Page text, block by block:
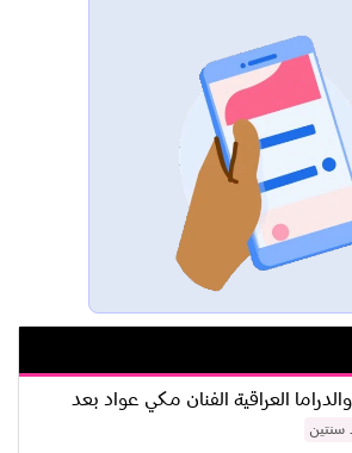
العراقية الفنان مكي عواد بعد
سنتين